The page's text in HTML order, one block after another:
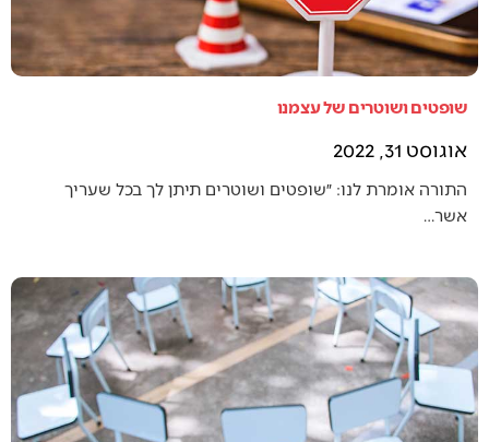
שופטים ושוטרים של עצמנו
אוגוסט 31, 2022
התורה אומרת לנו: ״שופטים ושוטרים תיתן לך בכל שעריך
אשר…